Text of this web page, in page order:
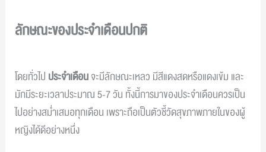
ลักษณะของประจำเดือนปกติ
โดยทั่วไป ประจำเดือนจะมีลักษณะเหลว มีสีแดงสดหรือแดงเข้ม และ
มักมีระยะเวลาประมาณ 5-7 วัน ทั้งนี้การมาของประจำเดือนควรเป็น
ไปอย่างสม่ำเสมอทุกเดือน เพราะถือเป็นตัวชี้วัดสุขภาพภายในของผู้
หญิงได้ดีอย่างหนึ่ง